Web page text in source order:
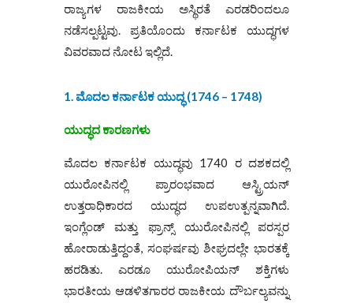
ರಾಜ್ಯಗಳ ರಾಜಕೀಯ ಅಸ್ಥಿರತೆ ಎರಡರಿಂದಲೂ
ನಡೆಸಲ್ಪಟ್ಟವು. ಪ್ರತಿಯೊಂದು ಕರ್ನಾಟಕ ಯುದ್ಧಗಳ
ವಿವರವಾದ ನೋಟ ಇಲ್ಲಿದೆ.
1. ಮೊದಲ ಕರ್ನಾಟಕ ಯುದ್ಧ (1746 – 1748)
ಯುದ್ಧದ ಕಾರಣಗಳು
ಮೊದಲ ಕರ್ನಾಟಕ ಯುದ್ಧವು 1740 ರ ದಶಕದಲ್ಲಿ
ಯುರೋಪಿನಲ್ಲಿ ಪ್ರಾರಂಭವಾದ ಆಸ್ಟ್ರಿಯನ್
ಉತ್ತರಾಧಿಕಾರದ ಯುದ್ಧದ ಉಪಉತ್ಪನ್ನವಾಗಿದೆ.
ಇಂಗ್ಲೆಂಡ್ ಮತ್ತು ಫ್ರಾನ್ಸ್ ಯುರೋಪಿನಲ್ಲಿ ಪರಸ್ಪರ
ಹೋರಾಡುತ್ತಿದ್ದಂತೆ, ಸಂಘರ್ಷವು ಶೀಘ್ರದಲ್ಲೇ ಭಾರತಕ್ಕೆ
ಹರಡಿತು. ಎರಡೂ ಯುರೋಪಿಯನ್ ಶಕ್ತಿಗಳು
ಭಾರತೀಯ ಆಡಳಿತಗಾರರ ರಾಜಕೀಯ ದೌರ್ಬಲ್ಯವನ್ನು